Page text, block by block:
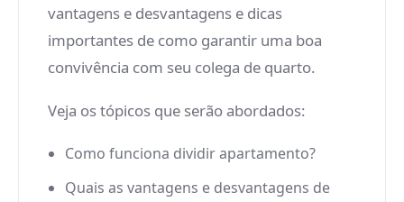
vantagens e desvantagens e dicas
importantes de como garantir uma boa
convivência com seu colega de quarto.
Veja os tópicos que serão abordados:
Como funciona dividir apartamento?
Quais as vantagens e desvantagens de